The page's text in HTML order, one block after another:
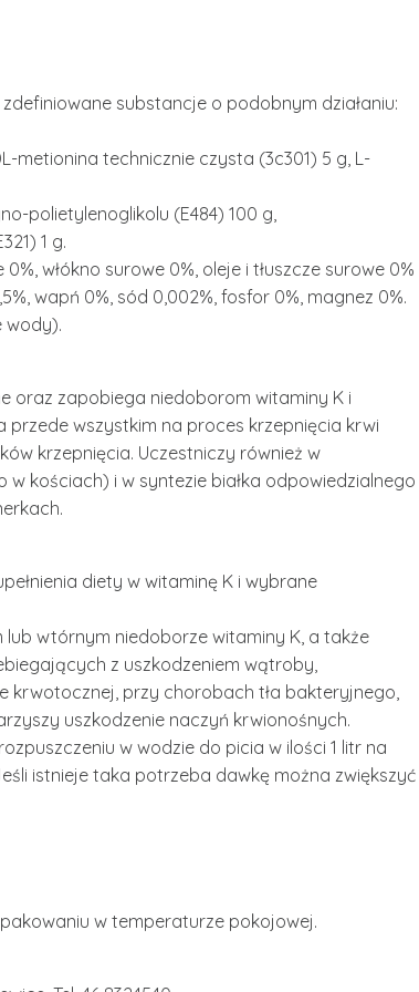
substancje o podobnym działaniu:
metionina technicznie czysta (3c301) 5 g, L-
polietylenoglikolu (E484) 100 g,
1 g.
włókno surowe 0%, oleje i tłuszcze surowe 0%
wapń 0%, sód 0,002%, fosfor 0%, magnez 0%.
wody).
oraz zapobiega niedoborom witaminy K i
przede wszystkim na proces krzepnięcia krwi
krzepnięcia. Uczestniczy również w
kościach) i w syntezie białka odpowiedzialnego
diety w witaminę K i wybrane
wtórnym niedoborze witaminy K, a także
z uszkodzeniem wątroby,
krwotocznej, przy chorobach tła bakteryjnego,
uszkodzenie naczyń krwionośnych.
w wodzie do picia w ilości 1 litr na
istnieje taka potrzeba dawkę można zwiększyć
w temperaturze pokojowej.